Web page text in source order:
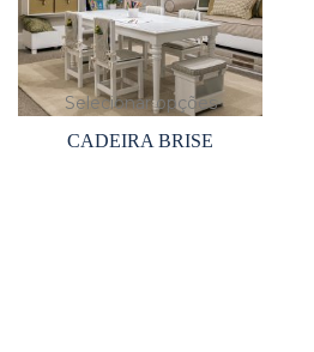
Selecionar opções
CADEIRA BRISE